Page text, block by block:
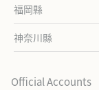
福岡縣
神奈川縣
Official Accounts